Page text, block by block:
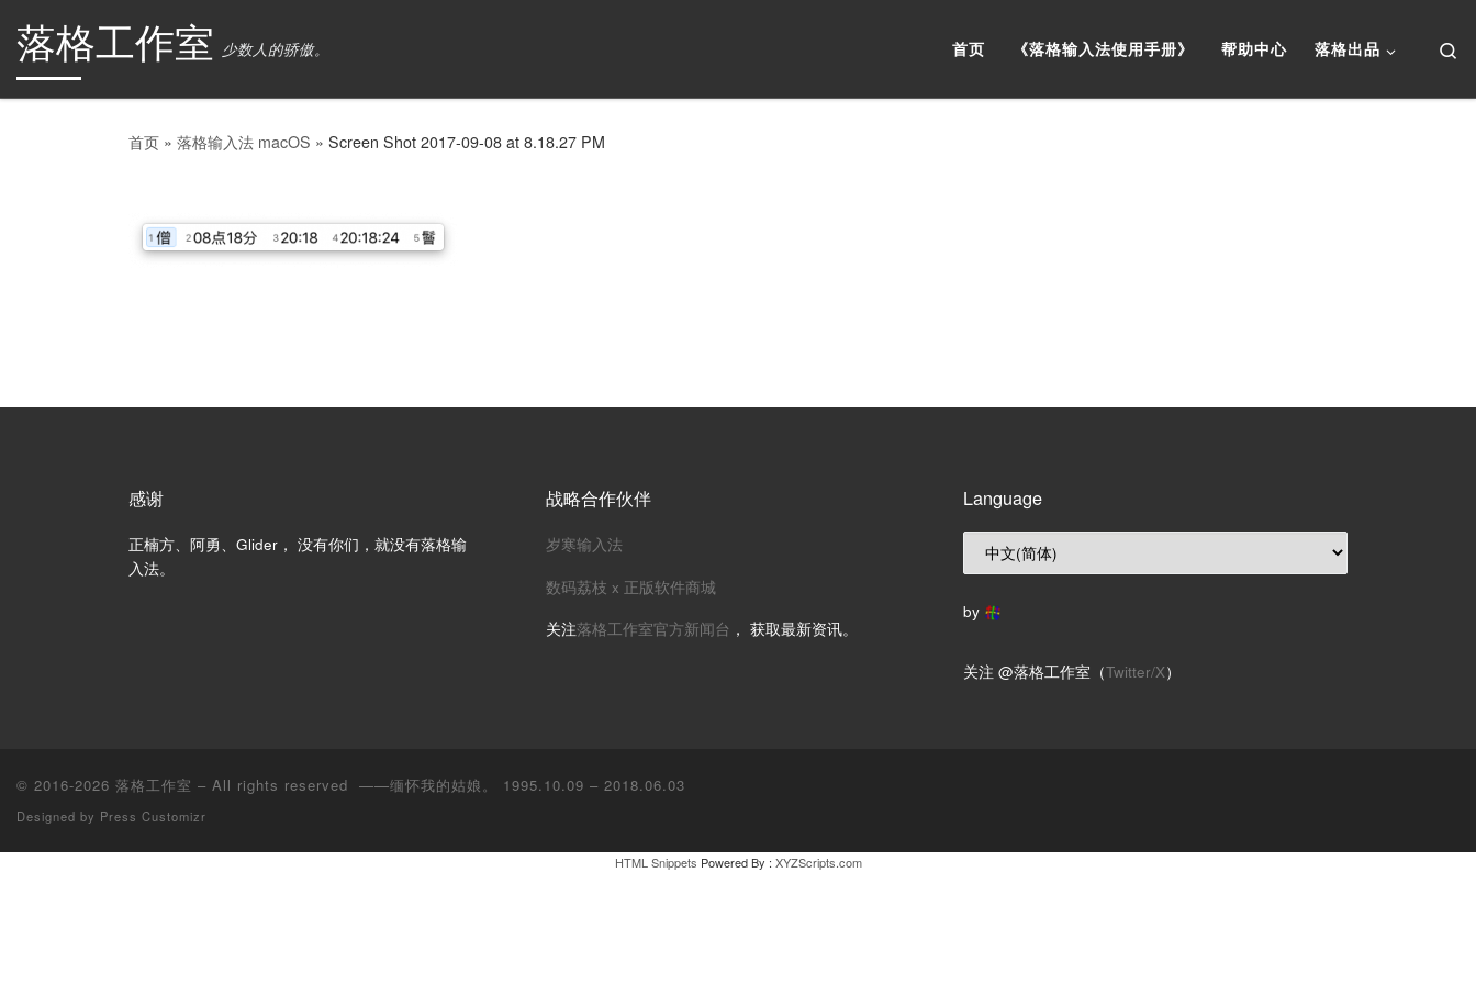
Skip to content
落格工作室 少数人的骄傲。 首页 《落格输入法使用手册》 帮助中心 落格出品
首页 » 落格输入法 macOS » Screen Shot 2017-09-08 at 8.18.27 PM
感谢
正楠方、阿勇、Glider， 没有你们，就没有落格输
入法。
战略合作伙伴
岁寒输入法
数码荔枝 x 正版软件商城
关注落格工作室官方新闻台 ， 获取最新资讯。
Language
by
关注 @落格工作室（Twitter/X）
© 2016-2026 落格工作室 – All rights reserved ——缅怀我的姑娘。 1995.10.09 – 2018.06.03
Designed by Press Customizr
HTML Snippets Powered By : XYZScripts.com